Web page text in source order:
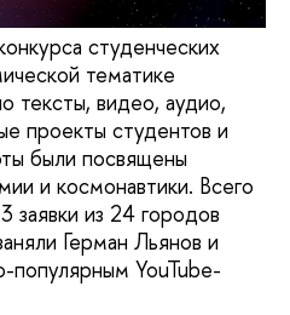
студенческих
тематике
тексты, видео, аудио,
проекты студентов и
были посвящены
и космонавтики. Всего
заявки из 24 городов
Герман Льянов и
популярным YouTube-